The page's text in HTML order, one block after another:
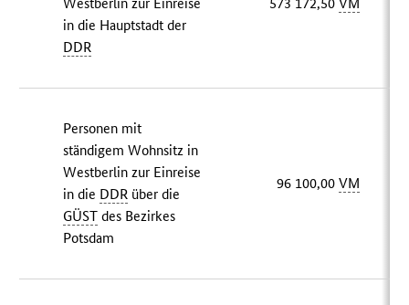
in die Hauptstadt der
DDR
Personen mit
ständigem Wohnsitz in
Westberlin zur Einreise
in die DDR über die
GÜST des Bezirkes
Potsdam
96 100,00VM